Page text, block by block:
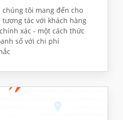
tôi mang đến cho
tác với khách hàng
xác - một cách thức
số với chi phí